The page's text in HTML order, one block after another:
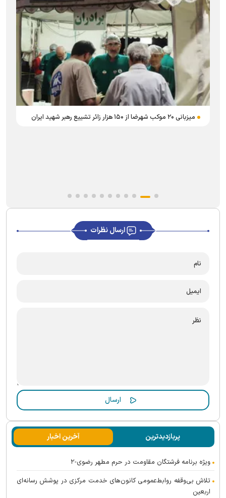
میزبانی ۲۰ موکب شهرضا از ۱۵۰ هزار زائر تشییع رهبر شهید ایران
ارسال نظرات
پربازدیدترین آخرین اخبار
ویژه برنامه فرشتگان مقاومت در حرم مطهر رضوی-۲
تلاش بی‌وقفه روابط‌عمومی کانون‌های خدمت مرکزی در پوشش رسانه‌ای
اربعین